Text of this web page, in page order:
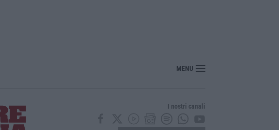
MENU
I nostri canali